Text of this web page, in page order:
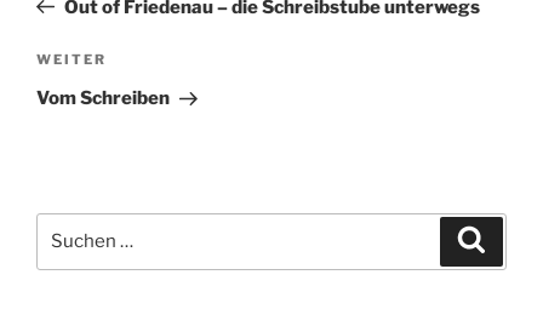
Out of Friedenau – die Schreibstube unterwegs
Nächster
Beitrag
WEITER
Vom Schreiben
nach: